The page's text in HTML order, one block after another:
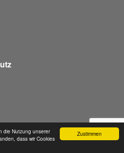
Zustimmen
die Nutzung unserer
dass wir Cookies
Seventum